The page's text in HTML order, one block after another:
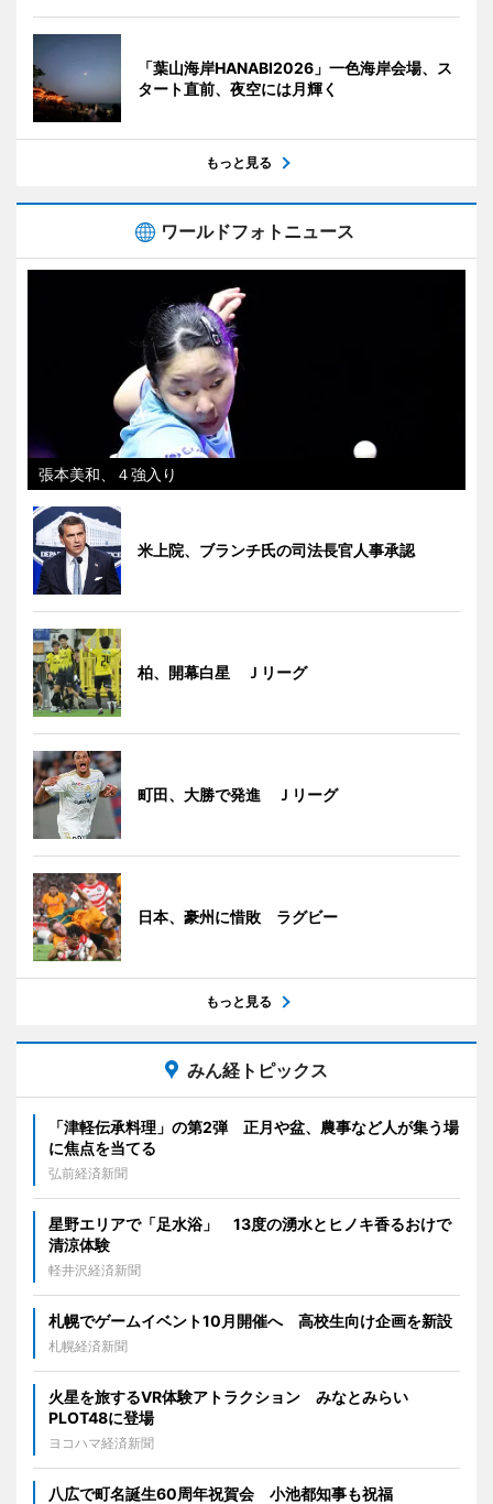
「葉山海岸HANABI2026」一色海岸会場、ス
タート直前、夜空には月輝く
もっと見る
ワールドフォトニュース
張本美和、４強入り
米上院、ブランチ氏の司法長官人事承認
柏、開幕白星 Ｊリーグ
町田、大勝で発進 Ｊリーグ
日本、豪州に惜敗 ラグビー
もっと見る
みん経トピックス
「津軽伝承料理」の第2弾 正月や盆、農事など人が集う場
に焦点を当てる
弘前経済新聞
星野エリアで「足水浴」 13度の湧水とヒノキ香るおけで
清涼体験
軽井沢経済新聞
札幌でゲームイベント10月開催へ 高校生向け企画を新設
札幌経済新聞
火星を旅するVR体験アトラクション みなとみらい
PLOT48に登場
ヨコハマ経済新聞
八広で町名誕生60周年祝賀会 小池都知事も祝福